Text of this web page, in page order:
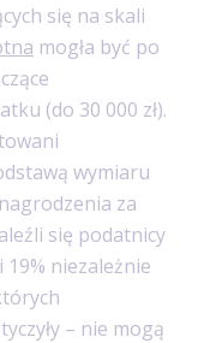
się na skali
mogła być po
(do 30 000 zł).
wymiaru
za
się podatnicy
niezależnie
– nie mogą